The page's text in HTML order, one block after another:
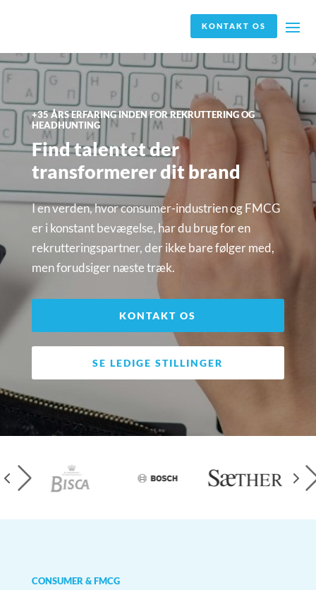
KONTAKT OS
+35 ÅRS ERFARING INDEN FOR REKRUTTERING OG
HEADHUNTING
Find talentet der
transformerer dit brand
I en verden, hvor consumer-industrien og FMCG
er i konstant bevægelse, har du brug for en
rekrutteringspartner, der ikke bare følger med,
men forudsiger næste træk.
KONTAKT OS
SE LEDIGE STILLINGER
CONSUMER & FMCG